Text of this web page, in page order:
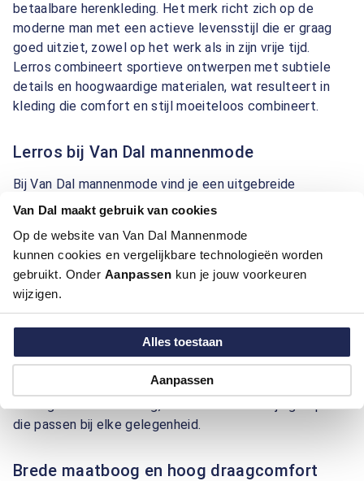
Van Dal maakt gebruik van cookies
Op de website van Van Dal Mannenmode
kunnen cookies en vergelijkbare technologieën worden
gebruikt. Onder Aanpassen kun je jouw voorkeuren
wijzigen.
Alles toestaan
Aanpassen
betaalbare herenkleding. Het merk richt zich op de
moderne man met een actieve levensstijl die er graag
goed uitziet, zowel op het werk als in zijn vrije tijd.
Lerros combineert sportieve ontwerpen met subtiele
details en hoogwaardige materialen, wat resulteert in
kleding die comfort en stijl moeiteloos combineert.
Lerros bij Van Dal mannenmode
Bij Van Dal mannenmode vind je een uitgebreide
collectie Lerros-kleding, waaronder
het gebruik van actuele kleuren en modieuze prints
straalt elk kledingstuk een unieke stijl uit. Overhemden
met subtiele motieven en tops met uitgewerkte details
zijn kenmerkend voor dit veelzijdige merk.
Met de modern fit pasvorm sluit Lerros-kleding mooi
aan op het lichaam, zonder in te leveren op
draagcomfort. Of je nu kiest voor een casual look of een
meer geklede uitstraling, Lerros biedt veelzijdige opties
die passen bij elke gelegenheid.
Brede maatboog en hoog draagcomfort